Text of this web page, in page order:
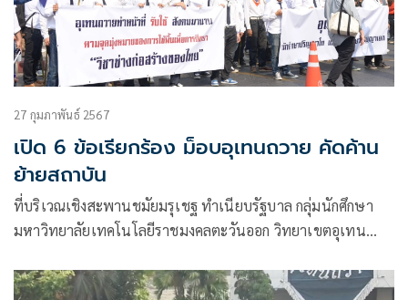
27 กุมภาพันธ์ 2567
เปิด 6 ข้อเรียกร้อง ม็อบอุเทนถวาย คัดค้าน
ย้ายสถาบัน
ที่บริเวณเชิงสะพานชมัยมรุเชฐ ทำเนียบรัฐบาล กลุ่มนักศึกษา
มหาวิทยาลัยเทคโนโลยีราชมงคลตะวันออก วิทยาเขตอุเทน